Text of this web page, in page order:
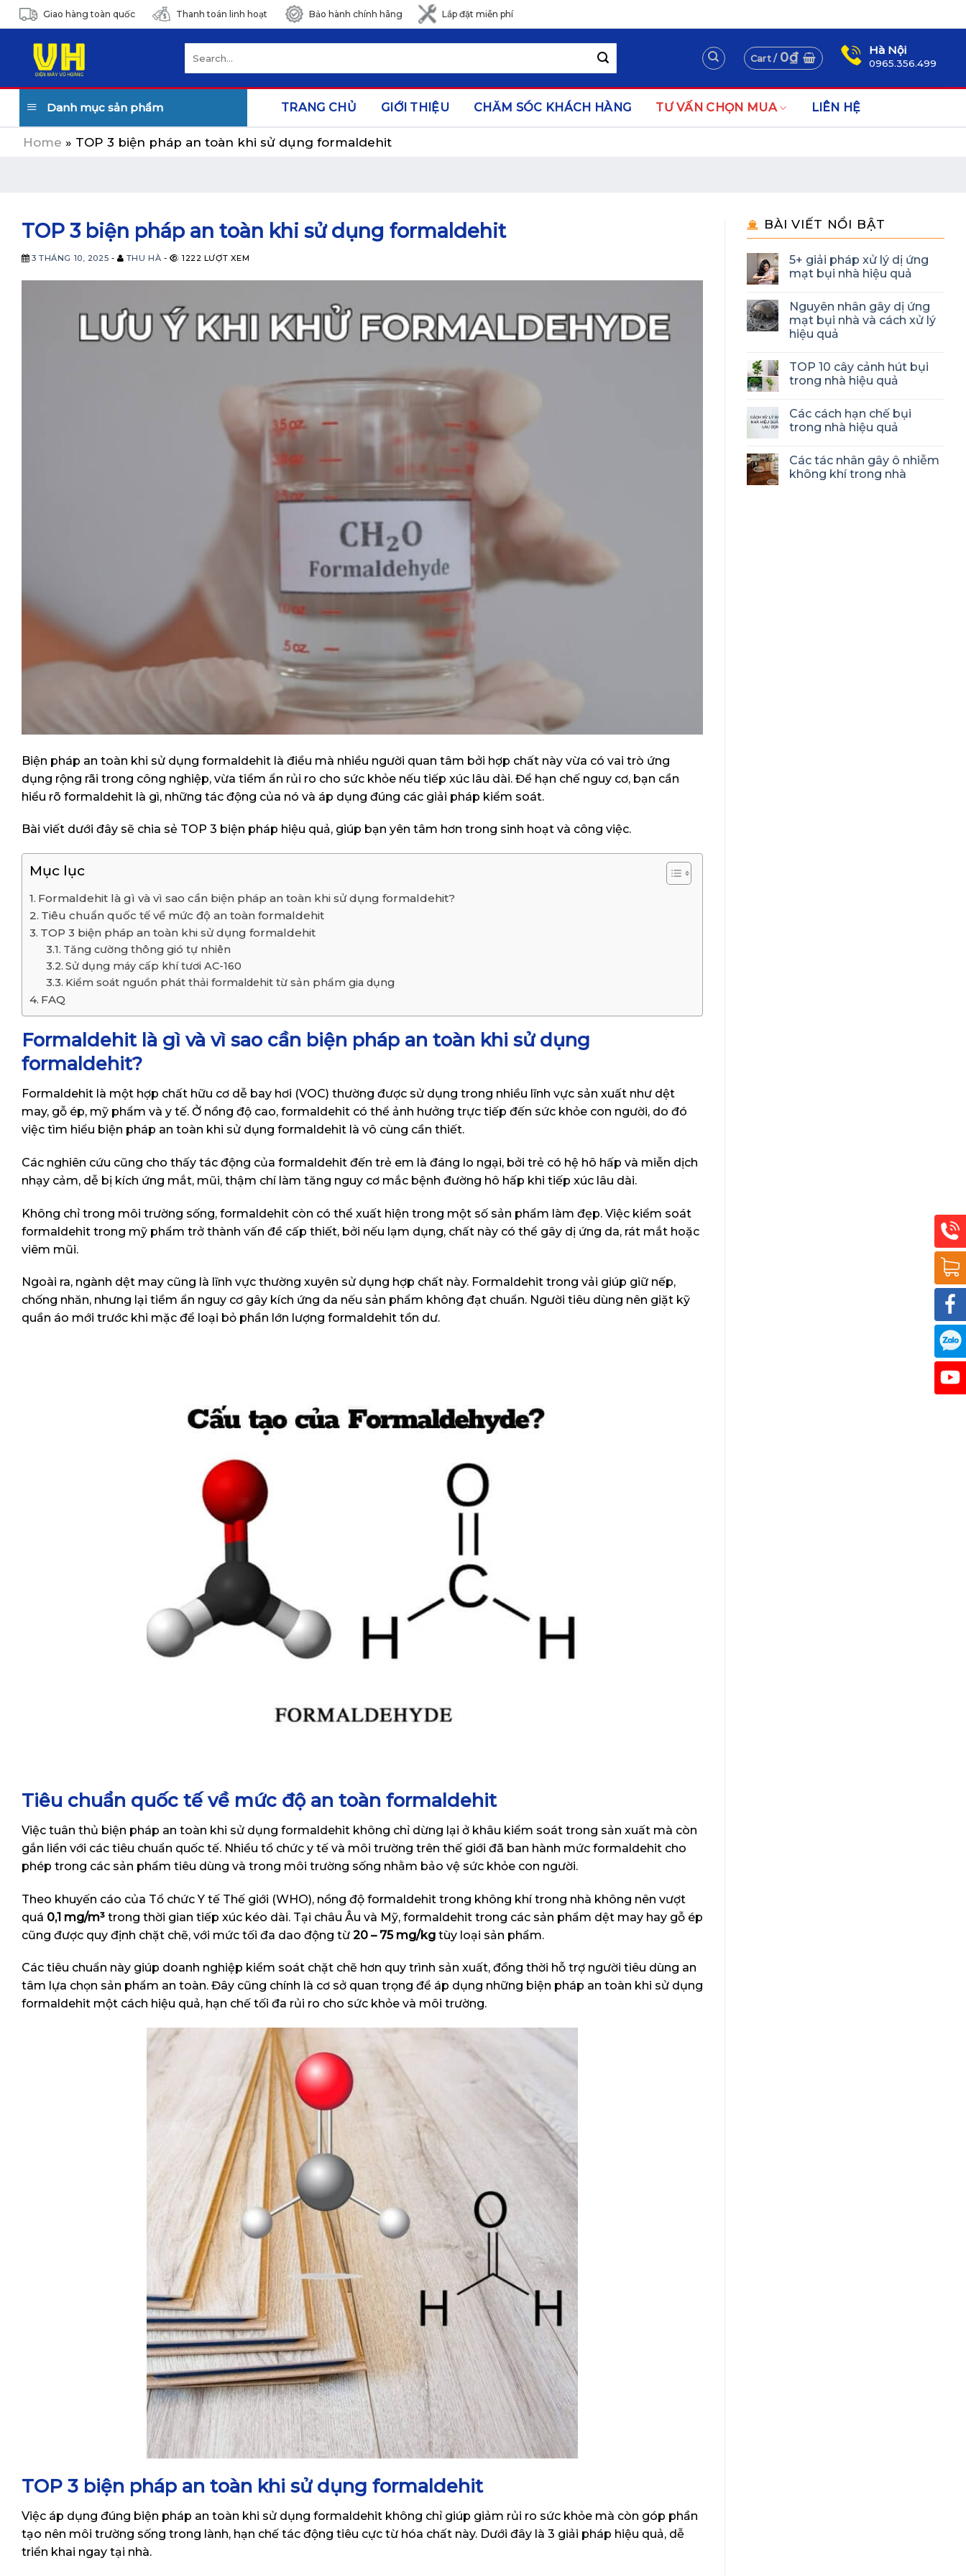
Skip
to
content
Giao hàng toàn quốc Thanh toán linh hoạt Bảo hành chính hãng Lắp đặt miễn phí
for:
Cart / 0₫ Hà Nội
0965.356.499
Danh mục sản phẩm TRANG CHỦ GIỚI THIỆU CHĂM SÓC KHÁCH HÀNG TƯ VẤN CHỌN MUA LIÊN HỆ
Home » TOP 3 biện pháp an toàn khi sử dụng formaldehit
TOP 3 biện pháp an toàn khi sử dụng formaldehit
3 THÁNG 10, 2025 - THU HÀ - 1222 LƯỢT XEM
Biện pháp an toàn khi sử dụng formaldehit là điều mà nhiều người quan tâm bởi hợp chất này vừa có vai trò ứng
dụng rộng rãi trong công nghiệp, vừa tiềm ẩn rủi ro cho sức khỏe nếu tiếp xúc lâu dài. Để hạn chế nguy cơ, bạn cần
hiểu rõ formaldehit là gì, những tác động của nó và áp dụng đúng các giải pháp kiểm soát.
Bài viết dưới đây sẽ chia sẻ TOP 3 biện pháp hiệu quả, giúp bạn yên tâm hơn trong sinh hoạt và công việc.
Mục lục
Formaldehit là gì và vì sao cần biện pháp an toàn khi sử dụng formaldehit?
Tiêu chuẩn quốc tế về mức độ an toàn formaldehit
TOP 3 biện pháp an toàn khi sử dụng formaldehit
Tăng cường thông gió tự nhiên
Sử dụng máy cấp khí tươi AC-160
Kiểm soát nguồn phát thải formaldehit từ sản phẩm gia dụng
FAQ
Formaldehit là gì và vì sao cần biện pháp an toàn khi sử dụng
formaldehit?
Formaldehit là một hợp chất hữu cơ dễ bay hơi (VOC) thường được sử dụng trong nhiều lĩnh vực sản xuất như dệt
may, gỗ ép, mỹ phẩm và y tế. Ở nồng độ cao, formaldehit có thể ảnh hưởng trực tiếp đến sức khỏe con người, do đó
việc tìm hiểu biện pháp an toàn khi sử dụng formaldehit là vô cùng cần thiết.
Các nghiên cứu cũng cho thấy tác động của formaldehit đến trẻ em là đáng lo ngại, bởi trẻ có hệ hô hấp và miễn dịch
nhạy cảm, dễ bị kích ứng mắt, mũi, thậm chí làm tăng nguy cơ mắc bệnh đường hô hấp khi tiếp xúc lâu dài.
Không chỉ trong môi trường sống, formaldehit còn có thể xuất hiện trong một số sản phẩm làm đẹp. Việc kiểm soát
formaldehit trong mỹ phẩm trở thành vấn đề cấp thiết, bởi nếu lạm dụng, chất này có thể gây dị ứng da, rát mắt hoặc
viêm mũi.
Ngoài ra, ngành dệt may cũng là lĩnh vực thường xuyên sử dụng hợp chất này. Formaldehit trong vải giúp giữ nếp,
chống nhăn, nhưng lại tiềm ẩn nguy cơ gây kích ứng da nếu sản phẩm không đạt chuẩn. Người tiêu dùng nên giặt kỹ
quần áo mới trước khi mặc để loại bỏ phần lớn lượng formaldehit tồn dư.
Tiêu chuẩn quốc tế về mức độ an toàn formaldehit
Việc tuân thủ biện pháp an toàn khi sử dụng formaldehit không chỉ dừng lại ở khâu kiểm soát trong sản xuất mà còn
gắn liền với các tiêu chuẩn quốc tế. Nhiều tổ chức y tế và môi trường trên thế giới đã ban hành mức formaldehit cho
phép trong các sản phẩm tiêu dùng và trong môi trường sống nhằm bảo vệ sức khỏe con người.
Theo khuyến cáo của Tổ chức Y tế Thế giới (WHO), nồng độ formaldehit trong không khí trong nhà không nên vượt
quá 0,1 mg/m³ trong thời gian tiếp xúc kéo dài. Tại châu Âu và Mỹ, formaldehit trong các sản phẩm dệt may hay gỗ ép
cũng được quy định chặt chẽ, với mức tối đa dao động từ 20 – 75 mg/kg tùy loại sản phẩm.
Các tiêu chuẩn này giúp doanh nghiệp kiểm soát chặt chẽ hơn quy trình sản xuất, đồng thời hỗ trợ người tiêu dùng an
tâm lựa chọn sản phẩm an toàn. Đây cũng chính là cơ sở quan trọng để áp dụng những biện pháp an toàn khi sử dụng
formaldehit một cách hiệu quả, hạn chế tối đa rủi ro cho sức khỏe và môi trường.
TOP 3 biện pháp an toàn khi sử dụng formaldehit
Việc áp dụng đúng biện pháp an toàn khi sử dụng formaldehit không chỉ giúp giảm rủi ro sức khỏe mà còn góp phần
tạo nên môi trường sống trong lành, hạn chế tác động tiêu cực từ hóa chất này. Dưới đây là 3 giải pháp hiệu quả, dễ
triển khai ngay tại nhà.
BÀI VIẾT NỔI BẬT
5+ giải pháp xử lý dị ứng
mạt bụi nhà hiệu quả
Nguyên nhân gây dị ứng
mạt bụi nhà và cách xử lý
hiệu quả
TOP 10 cây cảnh hút bụi
trong nhà hiệu quả
Các cách hạn chế bụi
trong nhà hiệu quả
Các tác nhân gây ô nhiễm
không khí trong nhà